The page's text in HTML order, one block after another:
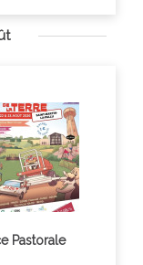
Pastorale